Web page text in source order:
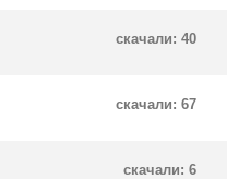
скачали: 40
скачали: 67
скачали: 6